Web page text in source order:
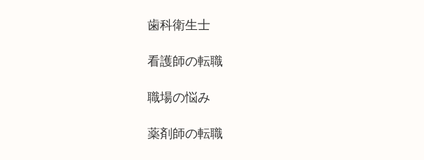
歯科衛生士
看護師の転職
職場の悩み
薬剤師の転職